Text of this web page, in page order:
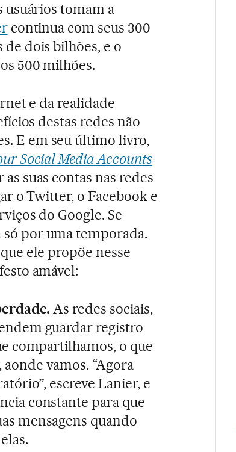
usuários tomam a
continua com seus 300
dois bilhões, e o
500 milhões.
e da realidade
destas redes não
E em seu último livro,
Social Media Accounts
suas contas nas redes
o Twitter, o Facebook e
do Google. Se
por uma temporada.
ele propõe nesse
amável:
As redes sociais,
guardar registro
compartilhamos, o que
vamos. “Agora
escreve Lanier, e
constante para que
mensagens quando